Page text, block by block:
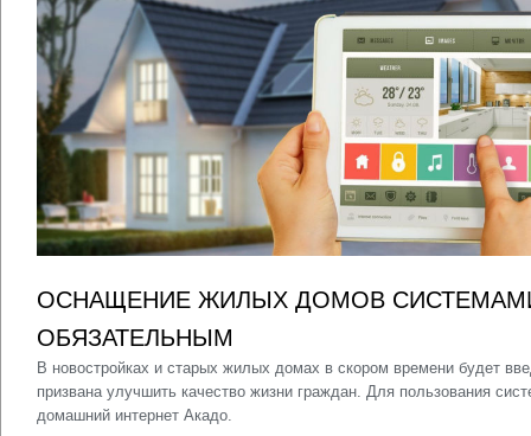
ОСНАЩЕНИЕ ЖИЛЫХ ДОМОВ
ОБЯЗАТЕЛЬНЫМ
В новостройках и старых жилых домах в скором времени будет
призвана улучшить качество жизни граждан. Для пользования
домашний интернет Акадо.